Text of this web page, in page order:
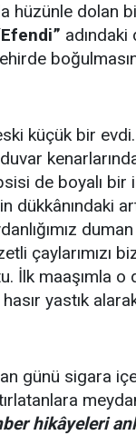
hüzünle dolan
Efendi”
küçük bir
de boyalı bir
çaylarımızı
İlk maaşımla o
yastık
günü sigara
hikâyeleri